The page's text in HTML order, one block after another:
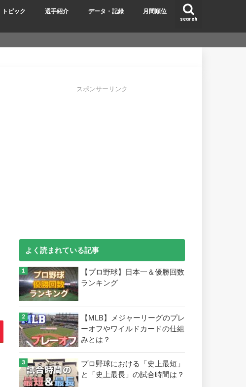
search
トピック 選手紹介 データ・記録 月間順位
スポンサーリンク
よく読まれている記事
【プロ野球】日本一＆優勝回数
ランキング
【MLB】メジャーリーグのプレ
ーオフやワイルドカードの仕組
みとは？
プロ野球における「史上最短」
と「史上最長」の試合時間は？